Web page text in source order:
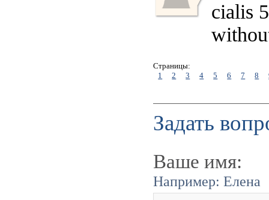
cialis
Страницы:
1
2 3 4 5 6 7 8
Задать
Ваше имя:
Например: Елена